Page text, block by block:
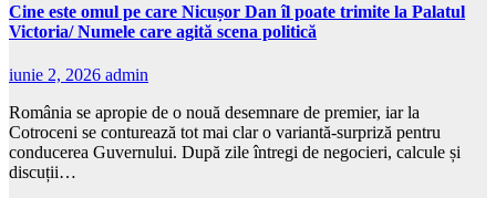
Cine este omul pe care Nicușor Dan îl poate trimite la Palatul
Victoria/ Numele care agită scena politică
iunie 2, 2026 admin
România se apropie de o nouă desemnare de premier, iar la
Cotroceni se conturează tot mai clar o variantă-surpriză pentru
conducerea Guvernului. După zile întregi de negocieri, calcule și
discuții…